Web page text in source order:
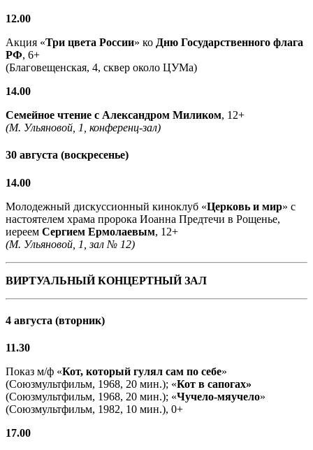
12.00
Акция «Три цвета России» ко Дню Государственного флага
РФ, 6+
(Благовещенская, 4, сквер около ЦУМа)
14.00
Семейное чтение с Александром Миликом, 12+
(М. Ульяновой, 1, конференц-зал)
30 августа (воскресенье)
14.00
Молодежный дискуссионный киноклуб «Церковь и мир» с
настоятелем храма пророка Иоанна Предтечи в Рощенье,
иереем Сергием Ермолаевым, 12+
(М. Ульяновой, 1, зал № 12)
ВИРТУАЛЬНЫЙ КОНЦЕРТНЫЙ ЗАЛ
4 августа (вторник)
11.30
Показ м/ф «Кот, который гулял сам по себе»
(Союзмультфильм, 1968, 20 мин.); «Кот в сапогах»
(Союзмультфильм, 1968, 20 мин.); «Чучело-мяучело»
(Союзмультфильм, 1982, 10 мин.), 0+
17.00